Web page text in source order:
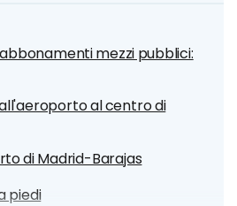
mezzi pubblici:
al centro di
di Madrid-Barajas
piedi